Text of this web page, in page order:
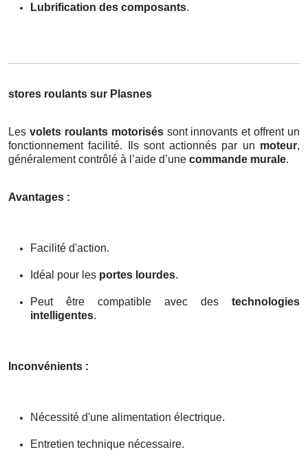
Lubrification des composants.
stores roulants sur Plasnes
Les volets roulants motoriséssont innovants et offrent un
fonctionnement facilité. Ils sont actionnés par un moteur,
généralement contrôlé à l’aide d’une commande murale.
Avantages :
Facilité d'action.
Idéal pour les portes lourdes.
Peut être compatible avec des technologies
intelligentes.
Inconvénients :
Nécessité d'une alimentation électrique.
Entretien technique nécessaire.